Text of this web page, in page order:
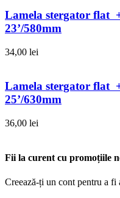
Lamela stergator flat
23’/580mm
34,00 lei
Lamela stergator flat
25’/630mm
36,00 lei
Fii la curent cu promoțiile
Creează-ți un cont pentru a